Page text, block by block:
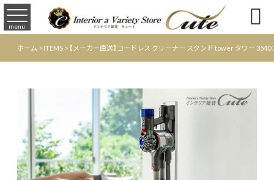
menu 
ホーム >ITEMS > 【メーカー直送】コードレス クリーナー スタンド tower タワー